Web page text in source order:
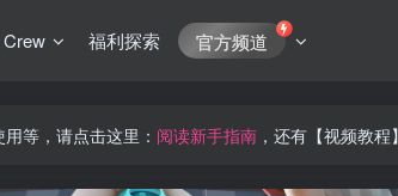
福利探索 官方频道
等，请点击这里： 阅读新手指南 ，还有【视频教